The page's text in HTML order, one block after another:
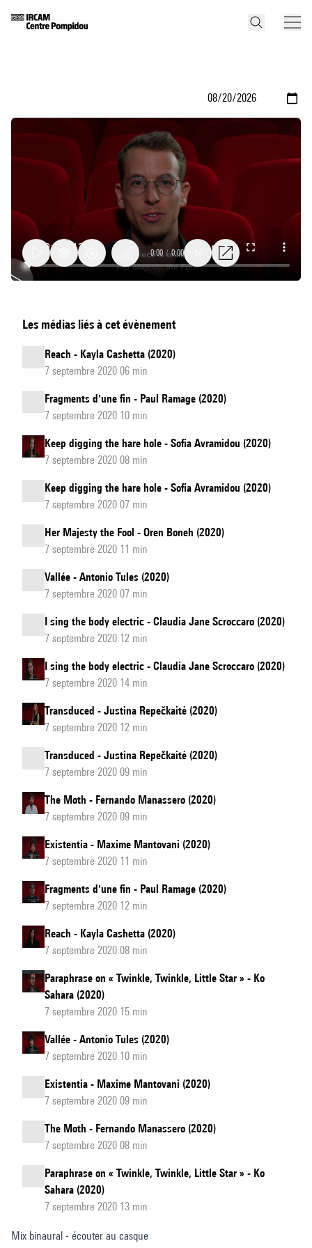
Majesty
the
Fool
0:00 / 0:00
Les médias liés à cet évènement
Reach - Kayla Cashetta (2020)
7 septembre 2020 06 min
Fragments d'une fin - Paul Ramage (2020)
7 septembre 2020 10 min
Keep digging the hare hole - Sofia Avramidou (2020)
7 septembre 2020 08 min
Keep digging the hare hole - Sofia Avramidou (2020)
7 septembre 2020 07 min
Her Majesty the Fool - Oren Boneh (2020)
7 septembre 2020 11 min
Vallée - Antonio Tules (2020)
7 septembre 2020 07 min
I sing the body electric - Claudia Jane Scroccaro (2020)
7 septembre 2020 12 min
I sing the body electric - Claudia Jane Scroccaro (2020)
7 septembre 2020 14 min
Transduced - Justina Repečkaitė (2020)
7 septembre 2020 12 min
Transduced - Justina Repečkaitė (2020)
7 septembre 2020 09 min
The Moth - Fernando Manassero (2020)
7 septembre 2020 09 min
Existentia - Maxime Mantovani (2020)
7 septembre 2020 11 min
Fragments d'une fin - Paul Ramage (2020)
7 septembre 2020 12 min
Reach - Kayla Cashetta (2020)
7 septembre 2020 08 min
Paraphrase on « Twinkle, Twinkle, Little Star » - Ko
Sahara (2020)
7 septembre 2020 15 min
Vallée - Antonio Tules (2020)
7 septembre 2020 10 min
Existentia - Maxime Mantovani (2020)
7 septembre 2020 09 min
The Moth - Fernando Manassero (2020)
7 septembre 2020 08 min
Paraphrase on « Twinkle, Twinkle, Little Star » - Ko
Sahara (2020)
7 septembre 2020 13 min
Mix binaural - écouter au casque